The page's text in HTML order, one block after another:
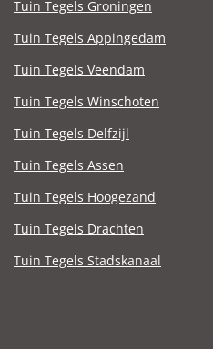
Tuin Tegels Groningen
Tuin Tegels Appingedam
Tuin Tegels Veendam
Tuin Tegels Winschoten
Tuin Tegels Delfzijl
Tuin Tegels Assen
Tuin Tegels Hoogezand
Tuin Tegels Drachten
Tuin Tegels Stadskanaal